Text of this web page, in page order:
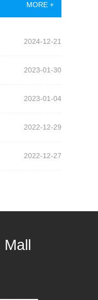
MORE +
2024-12-21
2023-01-30
2023-01-04
2022-12-29
2022-12-27
Mall